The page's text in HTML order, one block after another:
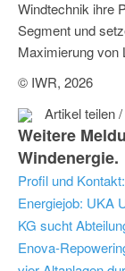
Windtechnik ihre
Segment und
Maximierung von
© IWR, 2026
Artikel teilen
Weitere
Windenergie.
Profil und
Energiejob: UKA
KG sucht
Enova-